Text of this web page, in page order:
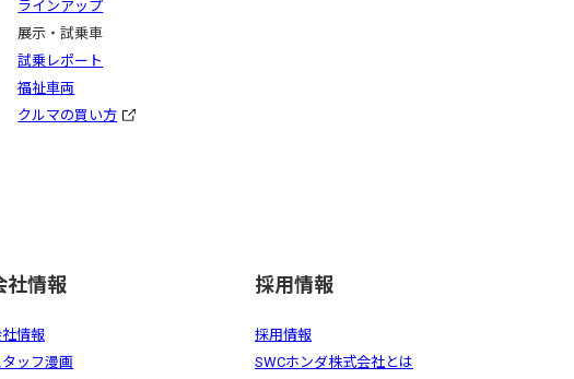
ラインアップ
展示・試乗車
試乗レポート
福祉車両
クルマの買い方
社情報
情報
タッフ漫画
採用情報
採用情報
SWCホンダ株式会社とは